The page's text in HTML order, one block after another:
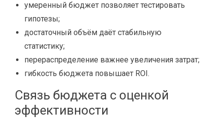
умеренный бюджет позволяет тестировать
гипотезы;
достаточный объём даёт стабильную
статистику;
перераспределение важнее увеличения затрат;
гибкость бюджета повышает ROI.
Связь бюджета с оценкой
эффективности